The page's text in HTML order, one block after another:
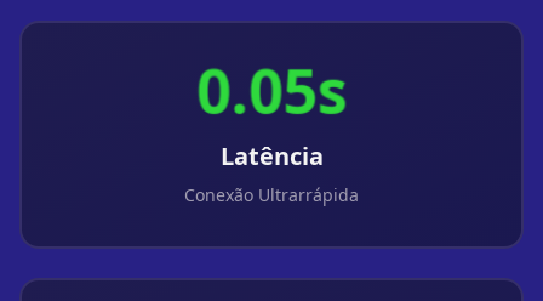
0.05s
Latência
Conexão Ultrarrápida